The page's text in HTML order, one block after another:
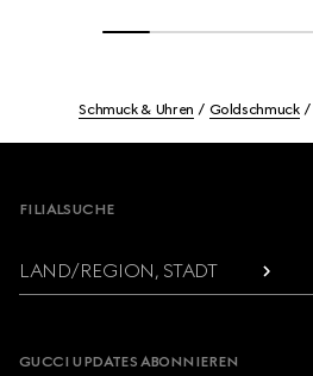
Schmuck & Uhren Goldschmuck
FILIALSUCHE
LAND/REGION, STADT
GUCCI UPDATES ABONNIEREN